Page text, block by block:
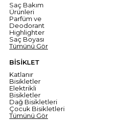
Saç Bakım
Ürünleri
Parfüm ve
Deodorant
Highlighter
Saç Boyası
Tümünü Gör
BİSİKLET
Katlanır
Bisikletler
Elektrikli
Bisikletler
Dağ Bisikletleri
Çocuk Bisikletleri
Tümünü Gör